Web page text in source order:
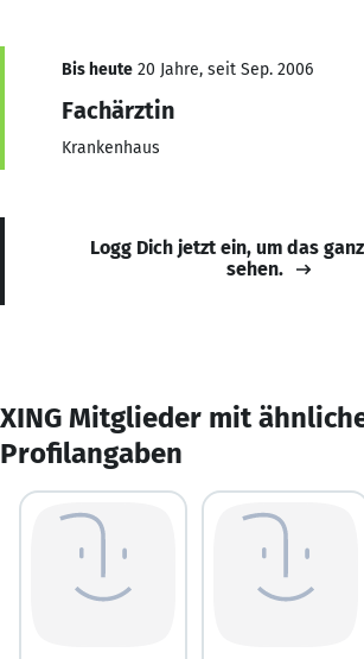
Bis heute 20 Jahre, seit Sep. 2006
Fachärztin
Krankenhaus
Logg Dich jetzt ein, um das
sehen.
XING Mitglieder mit
Profilangaben